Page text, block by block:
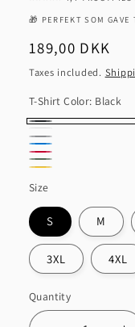
o
n
🎁 PERFEKT SOM GAVE
Regular
price
189,00 DKK
Taxes included.
T-Shirt Color: Black
Black
White
Grey
Sports
Blue
Red
Green
Military
Size
S M
3XL 4XL
Quantity
Quantity